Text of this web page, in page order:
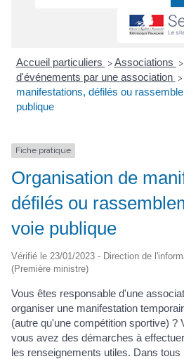
Accueil particuliers > Associations >
d'événements par une association >
manifestations, défilés ou
publique
Fiche pratique
Organisation de
défilés ou
voie publique
Vérifié le 23/01/2023 - Direction de
(Première ministre)
Vous êtes responsable d'une
organiser une manifestation
(autre qu'une compétition sportive) ?
vous avez des démarches à
les renseignements utiles. Dans